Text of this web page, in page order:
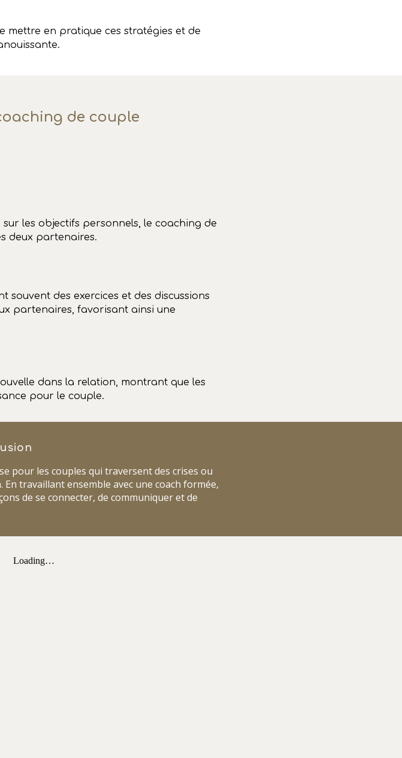
mettre en pratique ces stratégies et de
oaching de couple
les objectifs personnels, le coaching de
deux partenaires.
souvent des exercices et des discussions
partenaires, favorisant ainsi une
dans la relation, montrant que les
pour le couple.
pour les couples qui traversent des crises ou
travaillant ensemble avec une coach formée,
de se connecter, de communiquer et de